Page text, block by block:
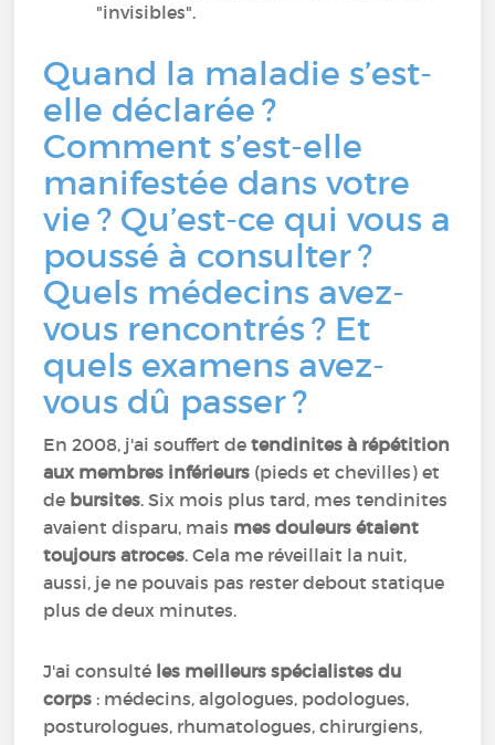
"invisibles".
Quand la maladie s’est-
elle déclarée ?
Comment s’est-elle
manifestée dans votre
vie ? Qu’est-ce qui vous a
poussé à consulter ?
Quels médecins avez-
vous rencontrés ? Et
quels examens avez-
vous dû passer ?
En 2008, j'ai souffert detendinites à répétition
aux membres inférieurs (pieds et chevilles) et
de bursites. Six mois plus tard, mes tendinites
avaient disparu, mais mes douleurs étaient
toujours atroces. Cela me réveillait la nuit,
aussi, je ne pouvais pas rester debout statique
plus de deux minutes.
J'ai consulté les meilleurs spécialistes du
corps : médecins, algologues, podologues,
posturologues, rhumatologues, chirurgiens,